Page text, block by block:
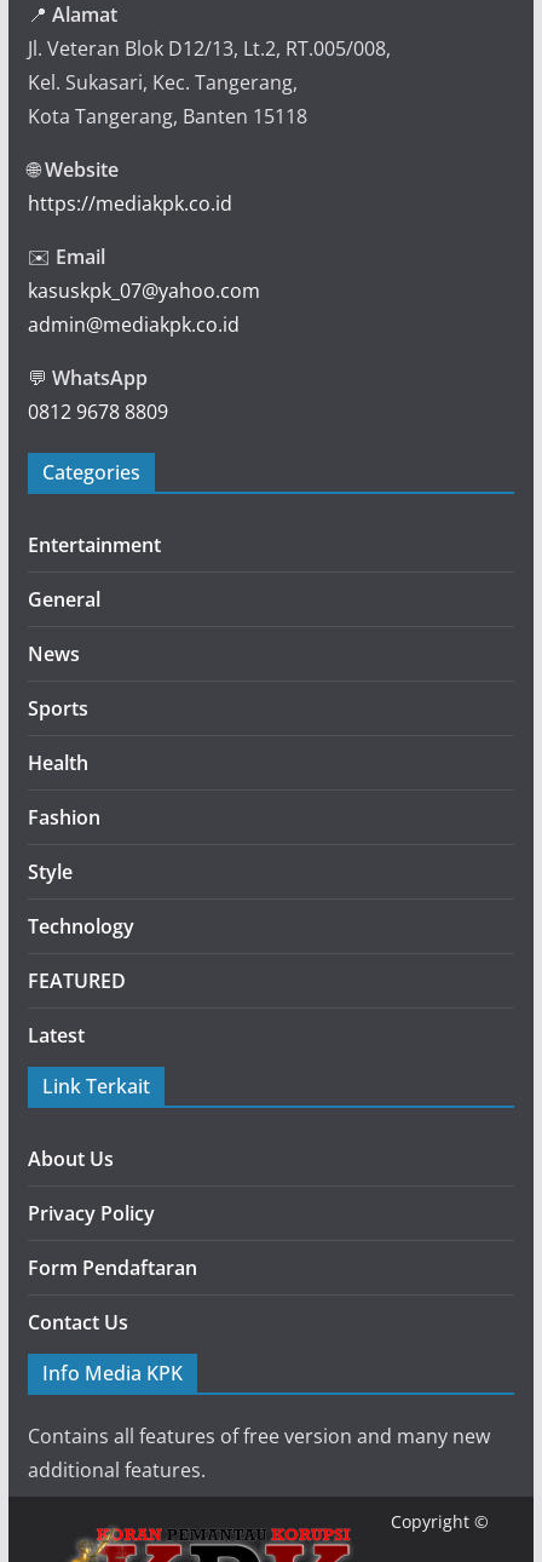
📍 Alamat
Jl. Veteran Blok D12/13, Lt.2, RT.005/008,
Kel. Sukasari, Kec. Tangerang,
Kota Tangerang, Banten 15118
🌐Website
https://mediakpk.co.id
✉️ Email
kasuskpk_07@yahoo.com
admin@mediakpk.co.id
💬 WhatsApp
0812 9678 8809
Categories
Entertainment
General
News
Sports
Health
Fashion
Style
Technology
FEATURED
Latest
Link Terkait
About Us
Privacy Policy
Form Pendaftaran
Contact Us
Info Media KPK
Contains all features of free version and many new
additional features.
Copyright ©